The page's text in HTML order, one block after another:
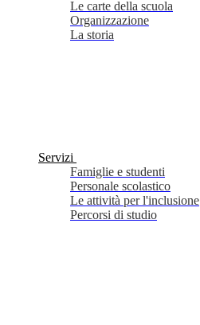
Le carte della scuola
Organizzazione
La storia
Servizi
Famiglie e studenti
Personale scolastico
Le attività per l'inclusione
Percorsi di studio